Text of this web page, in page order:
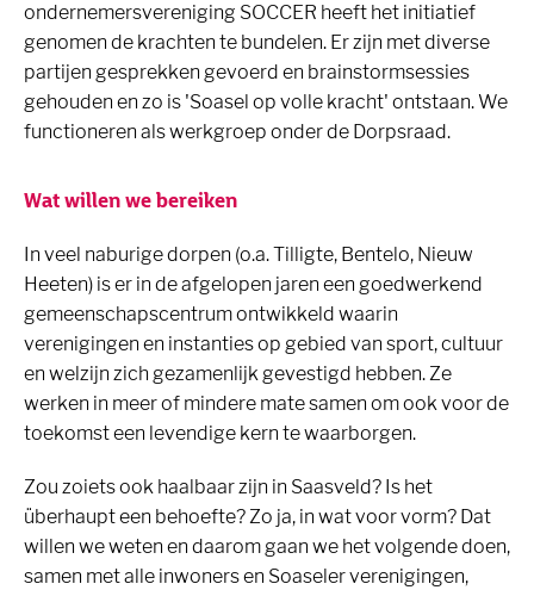
ondernemersvereniging SOCCER heeft het initiatief
genomen de krachten te bundelen. Er zijn met diverse
partijen gesprekken gevoerd en brainstormsessies
gehouden en zo is 'Soasel op volle kracht' ontstaan. We
functioneren als werkgroep onder de Dorpsraad.
Wat willen we bereiken
In veel naburige dorpen (o.a. Tilligte, Bentelo, Nieuw
Heeten) is er in de afgelopen jaren een goedwerkend
gemeenschapscentrum ontwikkeld waarin
verenigingen en instanties op gebied van sport, cultuur
en welzijn zich gezamenlijk gevestigd hebben. Ze
werken in meer of mindere mate samen om ook voor de
toekomst een levendige kern te waarborgen.
Zou zoiets ook haalbaar zijn in Saasveld? Is het
überhaupt een behoefte? Zo ja, in wat voor vorm? Dat
willen we weten en daarom gaan we het volgende doen,
samen met alle inwoners en Soaseler verenigingen,